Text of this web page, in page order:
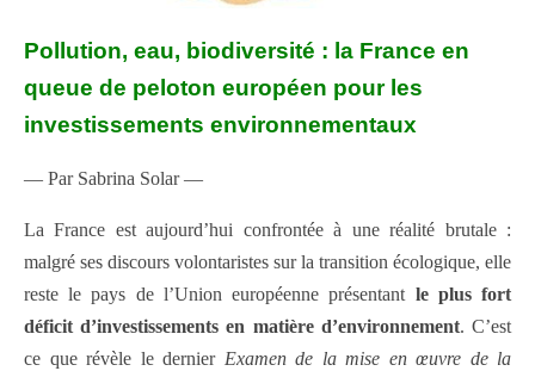
Pollution, eau, biodiversité : la France en
queue de peloton européen pour les
investissements environnementaux
— Par Sabrina Solar —
La France est aujourd’hui confrontée à une réalité brutale :
malgré ses discours volontaristes sur la transition écologique, elle
reste le pays de l’Union européenne présentant le plus fort
déficit d’investissements en matière d’environnement. C’est
ce que révèle le dernier Examen de la mise en œuvre de la